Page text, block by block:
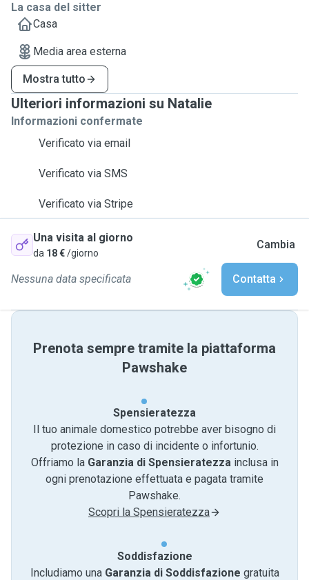
La casa del sitter
Casa
Media area esterna
Mostra tutto
Ulteriori informazioni su Natalie
Informazioni confermate
Verificato via email
Verificato via SMS
Verificato via Stripe
Una visita al giorno
da 18 €/giorno
Cambia
Nessuna data specificata Contatta
Prenota sempre tramite la piattaforma
Pawshake
Spensieratezza
Il tuo animale domestico potrebbe aver bisogno di
protezione in caso di incidente o infortunio.
Offriamo la Garanzia di Spensieratezzainclusa in
ogni prenotazione effettuata e pagata tramite
Pawshake.
Scopri la Spensieratezza
Soddisfazione
Includiamo una Garanzia di Soddisfazione gratuita